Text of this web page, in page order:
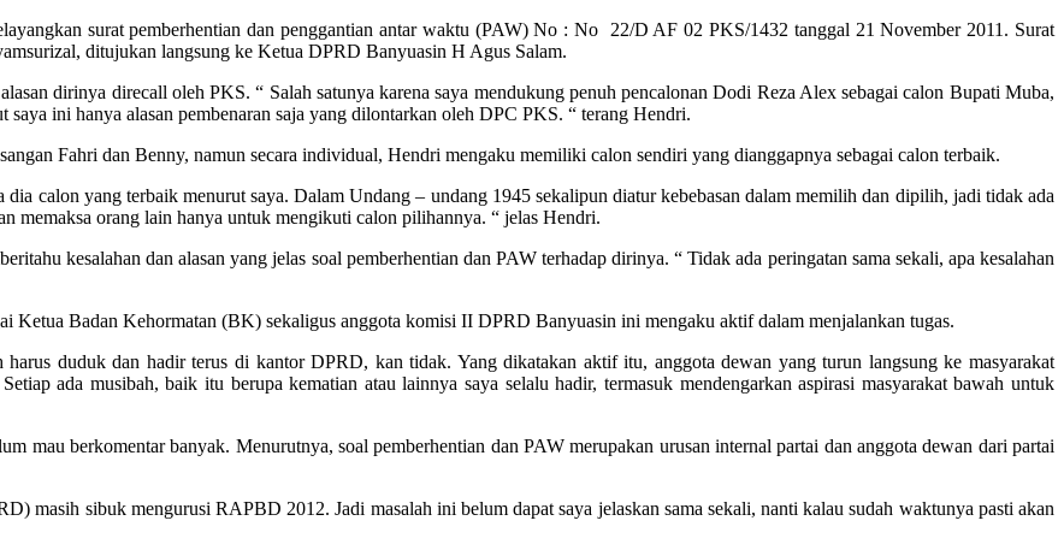
surat pemberhentian dan penggantian antar waktu (PAW) No : No 22/D AF 02 PKS/1432 tanggal 21 November 2011. Surat
ditujukan langsung ke Ketua DPRD Banyuasin H Agus Salam.
dirinya direcall oleh PKS. “ Salah satunya karena saya mendukung penuh pencalonan Dodi Reza Alex sebagai calon Bupati Muba,
ini hanya alasan pembenaran saja yang dilontarkan oleh DPC PKS. “ terang Hendri.
Fahri dan Benny, namun secara individual, Hendri mengaku memiliki calon sendiri yang dianggapnya sebagai calon terbaik.
calon yang terbaik menurut saya. Dalam Undang – undang 1945 sekalipun diatur kebebasan dalam memilih dan dipilih, jadi tidak ada
memaksa orang lain hanya untuk mengikuti calon pilihannya. “ jelas Hendri.
kesalahan dan alasan yang jelas soal pemberhentian dan PAW terhadap dirinya. “ Tidak ada peringatan sama sekali, apa kesalahan
Ketua Badan Kehormatan (BK) sekaligus anggota komisi II DPRD Banyuasin ini mengaku aktif dalam menjalankan tugas.
harus duduk dan hadir terus di kantor DPRD, kan tidak. Yang dikatakan aktif itu, anggota dewan yang turun langsung ke masyarakat
ada musibah, baik itu berupa kematian atau lainnya saya selalu hadir, termasuk mendengarkan aspirasi masyarakat bawah untuk
mau berkomentar banyak. Menurutnya, soal pemberhentian dan PAW merupakan urusan internal partai dan anggota dewan dari partai
masih sibuk mengurusi RAPBD 2012. Jadi masalah ini belum dapat saya jelaskan sama sekali, nanti kalau sudah waktunya pasti akan